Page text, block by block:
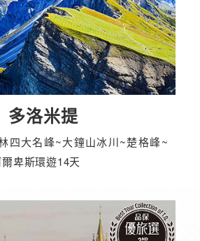
多洛米提
四大名峰~大鐘山冰川~楚格峰~
卑斯環遊14天